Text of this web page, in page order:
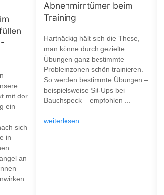
mit der
ein
sich
in
an
Abnehmirrtümer beim
Training
Hartnäckig hält sich die These,
man könne durch gezielte
Übungen ganz bestimmte
Problemzonen schön trainieren.
So werden bestimmte Übungen –
beispielsweise Sit-Ups bei
Bauchspeck – empfohlen ...
weiterlesen